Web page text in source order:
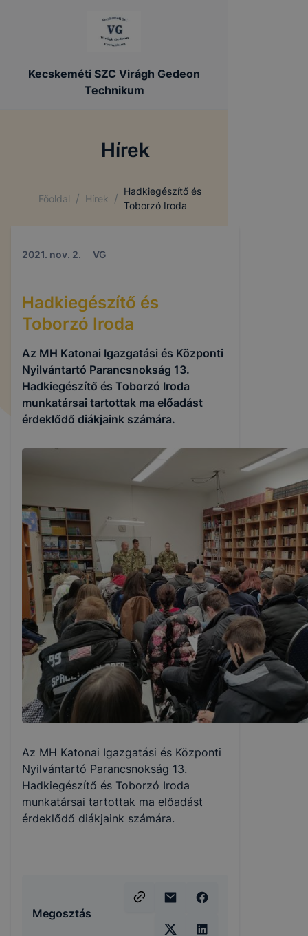
Kecskeméti SZC Virágh Gedeon
Technikum
Hírek
Főoldal / Hírek /
Hadkiegészítő és
Toborzó Iroda
2021. nov. 2. VG
Hadkiegészítő és
Toborzó Iroda
Az MH Katonai Igazgatási és Központi
Nyilvántartó Parancsnokság 13.
Hadkiegészítő és Toborzó Iroda
munkatársai tartottak ma előadást
érdeklődő diákjaink számára.
Az MH Katonai Igazgatási és Központi
Nyilvántartó Parancsnokság 13.
Hadkiegészítő és Toborzó Iroda
munkatársai tartottak ma előadást
érdeklődő diákjaink számára.
Megosztás